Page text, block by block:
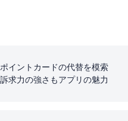
ポイントカードの代替を模索
訴求力の強さもアプリの魅力